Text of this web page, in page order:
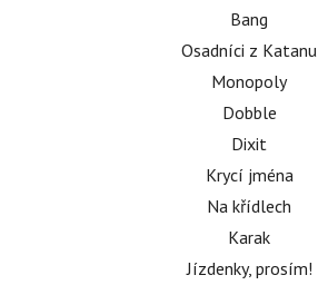
Bang
Osadníci z Katanu
Monopoly
Dobble
Dixit
Krycí jména
Na křídlech
Karak
Jízdenky, prosím!